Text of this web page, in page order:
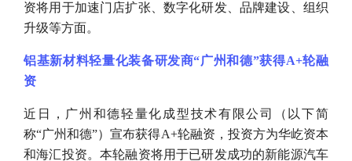
资将用于加速门店扩张、数字化研发、品牌建设、组织
升级等方面。
铝基新材料轻量化装备研发商“广州和德”获得A+轮融
资
近日，广州和德轻量化成型技术有限公司（以下简
称“广州和德”）宣布获得A+轮融资，投资方为华屹资本
和海汇投资。本轮融资将用于已研发成功的新能源汽车